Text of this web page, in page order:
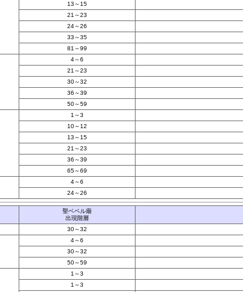
13～15
21～23
24～26
33～35
81～99
4～6
21～23
30～32
36～39
50～59
1～3
10～12
13～15
21～23
36～39
65～69
4～6
24～26
聖ベベル廟
出現階層
30～32
4～6
30～32
50～59
1～3
1～3